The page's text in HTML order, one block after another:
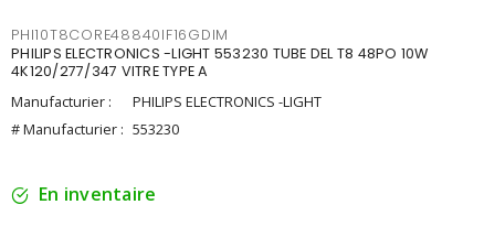
PHI10T8CORE48840IF16GDIM
PHILIPS ELECTRONICS -LIGHT 553230 TUBE DEL T8 48PO 10W
4K120/277/347 VITRE TYPE A
Manufacturier :
PHILIPS ELECTRONICS -LIGHT
# Manufacturier : 553230
En inventaire